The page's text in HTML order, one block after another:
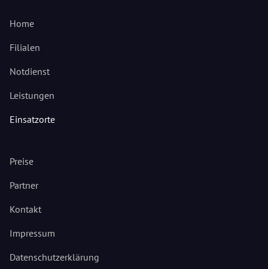
Home
Filialen
Notdienst
Leistungen
Einsatzorte
Preise
Partner
Kontakt
Impressum
Datenschutzerklärung